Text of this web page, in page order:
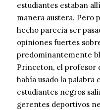
estudiantes estaban
manera austera. Pero
hecho parecía ser
opiniones fuertes
predominantemente
Princeton, el profesor
había usado la palabra
estudiantes negros
gerentes deportivos